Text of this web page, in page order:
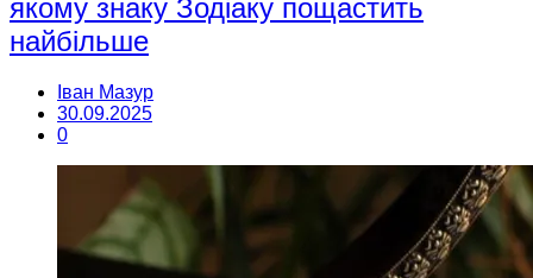
якому знаку Зодіаку пощастить
найбільше
Іван Мазур
30.09.2025
0